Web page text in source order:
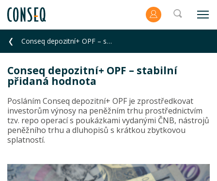
Conseq depozitní+ OPF – stabilní přidaná hodnota
Conseq depozitní+ OPF – stabilní
přidaná hodnota
Posláním Conseq depozitní+ OPF je zprostředkovat
investorům výnosy na peněžním trhu prostřednictvím
tzv. repo operací s poukázkami vydanými ČNB, nástrojů
peněžního trhu a dluhopisů s krátkou zbytkovou
splatností.